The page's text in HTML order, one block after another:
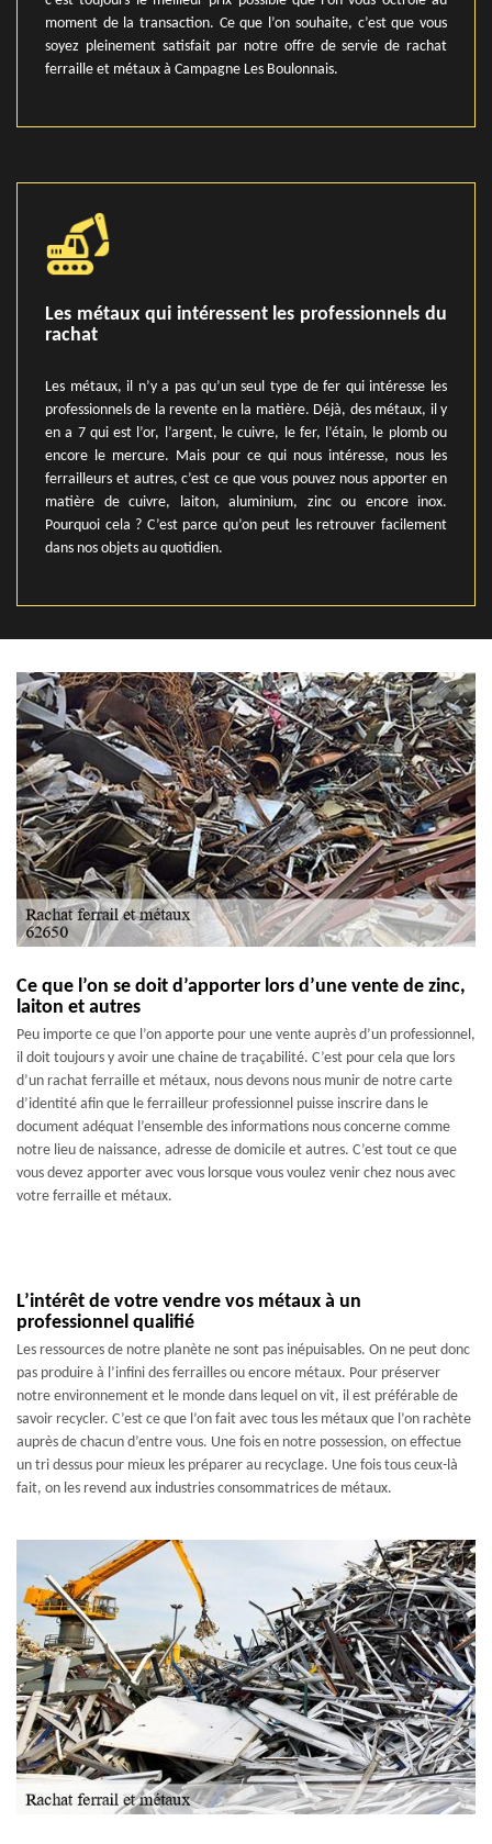
moment de la transaction. Ce que l’on souhaite, c’est que vous
soyez pleinement satisfait par notre offre de servie de rachat
ferraille et métaux à Campagne Les Boulonnais.
Les métaux qui intéressent les professionnels du
rachat
Les métaux, il n’y a pas qu’un seul type de fer qui intéresse les
professionnels de la revente en la matière. Déjà, des métaux, il y
en a 7 qui est l’or, l’argent, le cuivre, le fer, l’étain, le plomb ou
encore le mercure. Mais pour ce qui nous intéresse, nous les
ferrailleurs et autres, c’est ce que vous pouvez nous apporter en
matière de cuivre, laiton, aluminium, zinc ou encore inox.
Pourquoi cela ? C’est parce qu’on peut les retrouver facilement
dans nos objets au quotidien.
Ce que l’on se doit d’apporter lors d’une vente de zinc,
laiton et autres
Peu importe ce que l’on apporte pour une vente auprès d’un professionnel,
il doit toujours y avoir une chaine de traçabilité. C’est pour cela que lors
d’un rachat ferraille et métaux, nous devons nous munir de notre carte
d’identité afin que le ferrailleur professionnel puisse inscrire dans le
document adéquat l’ensemble des informations nous concerne comme
notre lieu de naissance, adresse de domicile et autres. C’est tout ce que
vous devez apporter avec vous lorsque vous voulez venir chez nous avec
votre ferraille et métaux.
L’intérêt de votre vendre vos métaux à un
professionnel qualifié
Les ressources de notre planète ne sont pas inépuisables. On ne peut donc
pas produire à l’infini des ferrailles ou encore métaux. Pour préserver
notre environnement et le monde dans lequel on vit, il est préférable de
savoir recycler. C’est ce que l’on fait avec tous les métaux que l’on rachète
auprès de chacun d’entre vous. Une fois en notre possession, on effectue
un tri dessus pour mieux les préparer au recyclage. Une fois tous ceux-là
fait, on les revend aux industries consommatrices de métaux.